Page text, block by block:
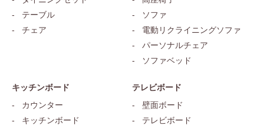
テーブル
チェア
ソファ
電動リクライニングソファ
パーソナルチェア
ソファベッド
キッチンボード
カウンター
キッチンボード
テレビボード
壁面ボード
テレビボード